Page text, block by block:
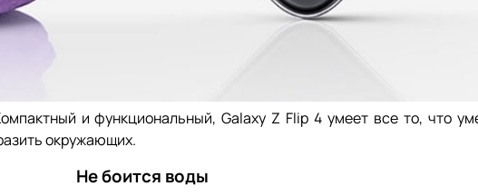
и функциональный, Galaxy Z Flip 4 умеет все то, что
окружающих.
Не боится воды